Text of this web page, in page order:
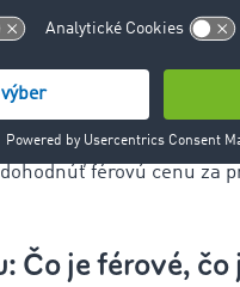
s premenlivými
Logistics System od
45.000 overených
požiadavky na
férovú cenu za
Čo je férové, čo